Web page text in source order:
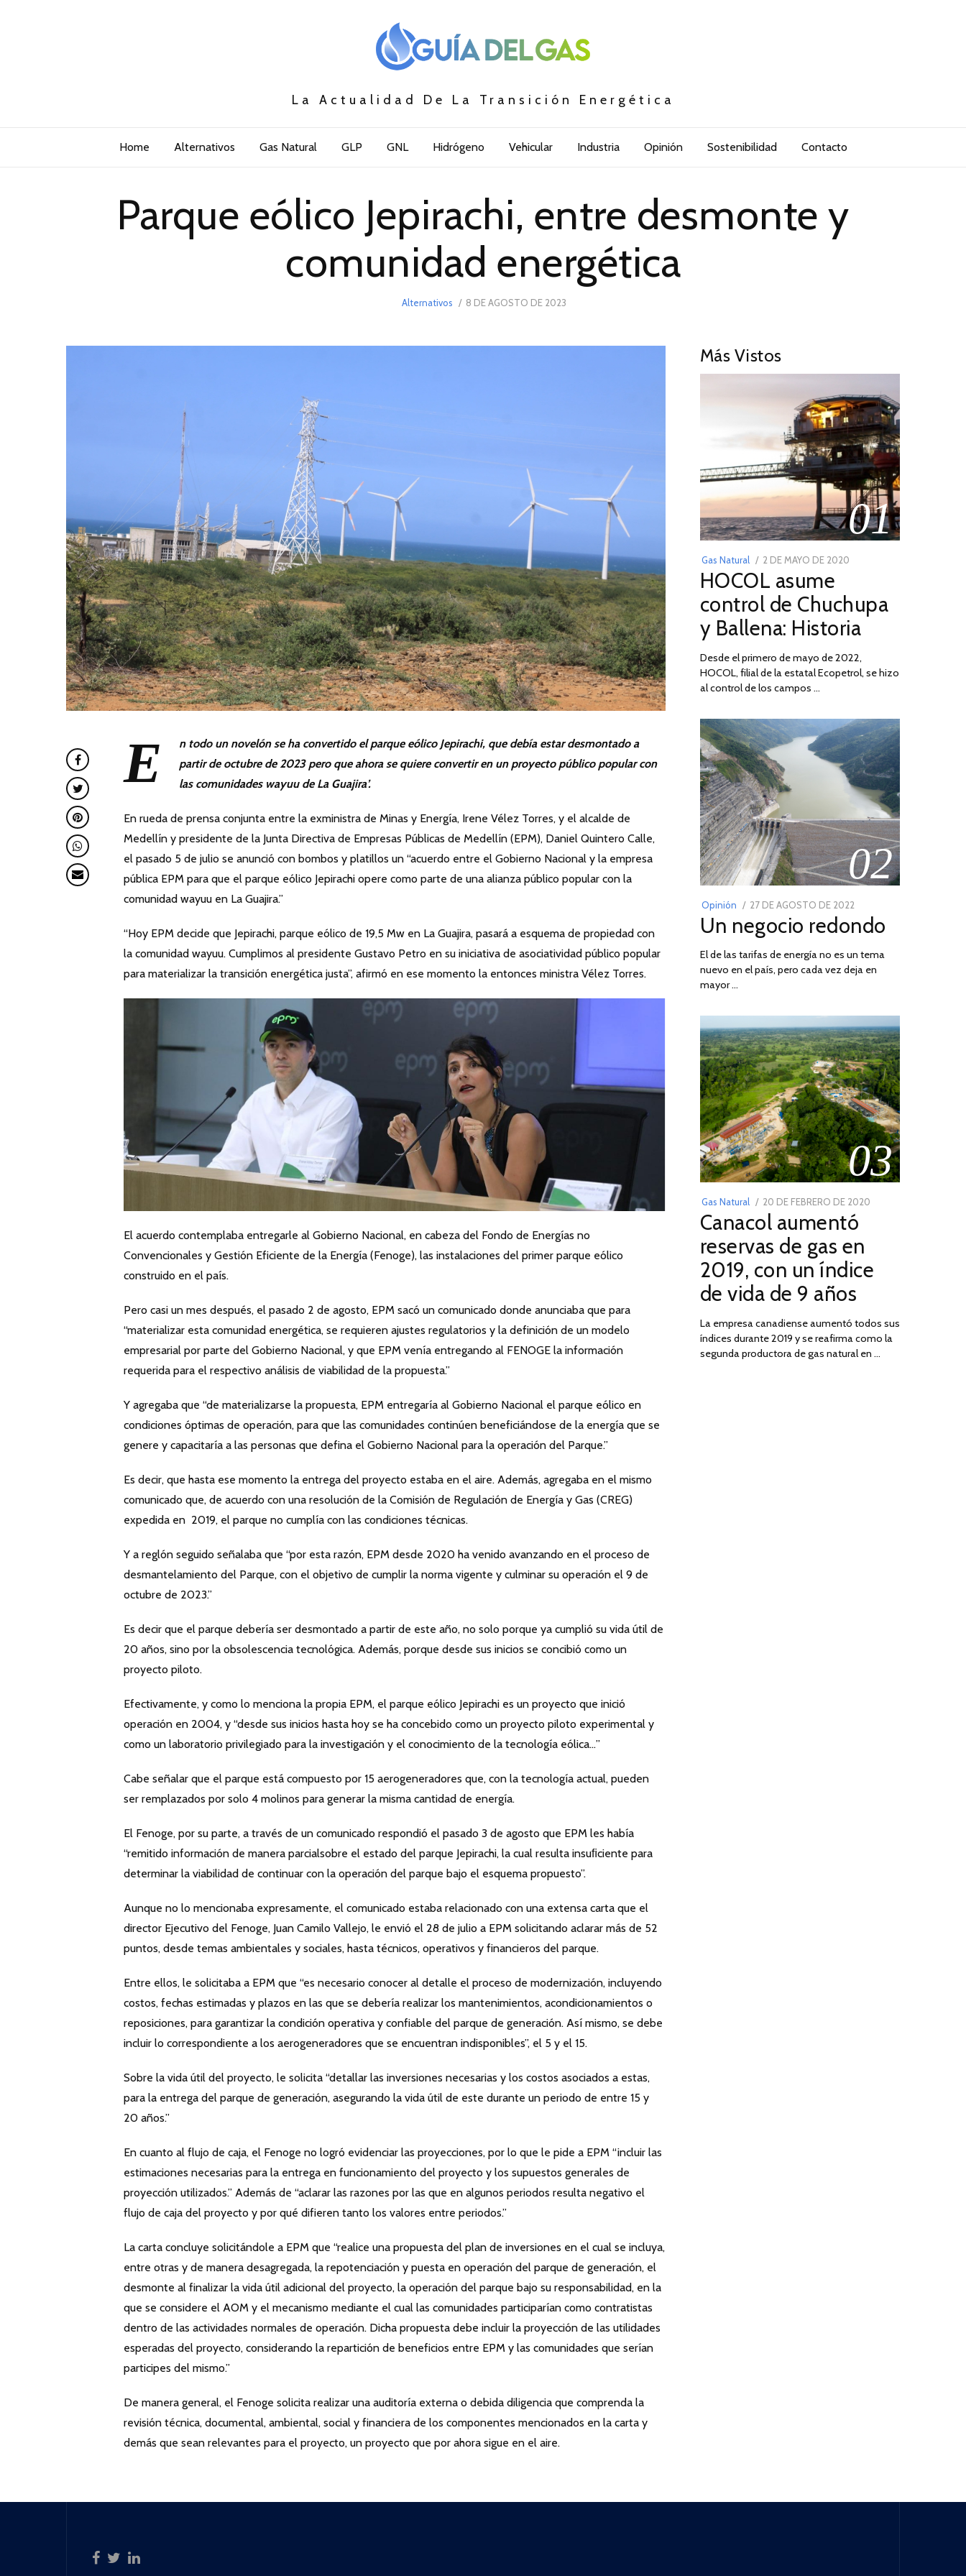
La Actualidad De La Transición Energética
Home Alternativos Gas Natural GLP GNL Hidrógeno Vehicular Industria Opinión Sostenibilidad Contacto
Parque eólico Jepirachi, entre desmonte y
comunidad energética
Alternativos
POSTED
8 DE AGOSTO DE 2023
E n todo un novelón se ha convertido el parque eólico Jepirachi, que debía estar desmontadoa
partir deoctubre de 2023 pero que ahora se quiere convertir en un proyecto público popular con
las comunidades wayuu de La Guajira’.
En rueda de prensa conjunta entre la exministra de Minas y Energía, Irene Vélez Torres, y el alcalde de
Medellín y presidente de la Junta Directiva de Empresas Públicas de Medellín (EPM), Daniel Quintero Calle,
el pasado 5 de julio se anunció con bombos y platillos un “acuerdo entre el Gobierno Nacional y la empresa
pública EPM para que el parque eólico Jepirachi opere como parte de una alianza público popular con la
comunidad wayuu en La Guajira.”
“Hoy EPM decide que Jepirachi, parque eólico de 19,5 Mw en La Guajira, pasará a esquema de propiedad con
la comunidad wayuu. Cumplimos al presidente Gustavo Petro en su iniciativa de asociatividad público popular
para materializar la transición energética justa”, afirmó en ese momento la entonces ministra Vélez Torres.
El acuerdo contemplaba entregarle al Gobierno Nacional, en cabeza del Fondo de Energías no
Convencionales y Gestión Eficiente de la Energía (Fenoge), las instalaciones del primer parque eólico
construido en el país.
Pero casi un mes después, el pasado 2 de agosto, EPM sacó un comunicado donde anunciaba que para
“materializar esta comunidad energética, se requieren ajustes regulatorios y la definición de un modelo
empresarial por parte del Gobierno Nacional, y que EPM venía entregando al FENOGE la información
requerida para el respectivo análisis de viabilidad de la propuesta.”
Y agregaba que “de materializarse la propuesta, EPM entregaría al Gobierno Nacional el parque eólico en
condiciones óptimas de operación, para que las comunidades continúen beneficiándose de la energía que se
genere y capacitaría a las personas que defina el Gobierno Nacional para la operación del Parque.”
Es decir, que hasta ese momento la entrega del proyecto estaba en el aire. Además, agregaba en el mismo
comunicado que, de acuerdo con una resolución de la Comisión de Regulación de Energía y Gas (CREG)
expedida en 2019, el parque no cumplía con las condiciones técnicas.
Y a reglón seguido señalaba que “por esta razón, EPM desde 2020 ha venido avanzando en el proceso de
desmantelamiento del Parque, con el objetivo de cumplir la norma vigente y culminar su operación el 9 de
octubre de 2023.”
Es decir que el parque debería ser desmontado a partir de este año, no solo porque ya cumplió su vida útil de
20 años, sino por la obsolescencia tecnológica. Además, porque desde sus inicios se concibió como un
proyecto piloto.
Efectivamente, y como lo menciona la propia EPM, el parque eólico Jepirachi es un proyecto que inició
operación en 2004, y “desde sus inicios hasta hoy se ha concebido como un proyecto piloto experimental y
como un laboratorio privilegiado para la investigación y el conocimiento de la tecnología eólica…”
Cabe señalar que el parque está compuesto por 15 aerogeneradores que, con la tecnología actual, pueden
ser remplazados por solo 4 molinos para generar la misma cantidad de energía.
El Fenoge, por su parte, a través de un comunicado respondió el pasado 3 de agosto que EPM les había
“remitido información de manera parcialsobre el estado del parque Jepirachi, la cual resulta insuﬁciente para
determinar la viabilidad de continuar con la operación del parque bajo el esquema propuesto”.
Aunque no lo mencionaba expresamente, el comunicado estaba relacionado con una extensa carta que el
director Ejecutivo del Fenoge, Juan Camilo Vallejo, le envió el 28 de julio a EPM solicitando aclarar más de 52
puntos, desde temas ambientales y sociales, hasta técnicos, operativos y financieros del parque.
Entre ellos, le solicitaba a EPM que “es necesario conocer al detalle el proceso de modernización, incluyendo
costos, fechas estimadas y plazos en las que se debería realizar los mantenimientos, acondicionamientos o
reposiciones, para garantizar la condición operativa y confiable del parque de generación. Así mismo, se debe
incluir lo correspondiente a los aerogeneradores que se encuentran indisponibles”, el 5 y el 15.
Sobre la vida útil del proyecto, le solicita “detallar las inversiones necesarias y los costos asociados a estas,
para la entrega del parque de generación, asegurando la vida útil de este durante un periodo de entre 15 y
20 años.”
En cuanto al flujo de caja, el Fenoge no logró evidenciar las proyecciones, por lo que le pide a EPM “incluir las
estimaciones necesarias para la entrega en funcionamiento del proyecto y los supuestos generales de
proyección utilizados.” Además de “aclarar las razones por las que en algunos periodos resulta negativo el
flujo de caja del proyecto y por qué difieren tanto los valores entre periodos.”
La carta concluye solicitándole a EPM que “realice una propuesta del plan de inversiones en el cual se incluya,
entre otras y de manera desagregada, la repotenciación y puesta en operación del parque de generación, el
desmonte al finalizar la vida útil adicional del proyecto, la operación del parque bajo su responsabilidad, en la
que se considere el AOM y el mecanismo mediante el cual las comunidades participarían como contratistas
dentro de las actividades normales de operación. Dicha propuesta debe incluir la proyección de las utilidades
esperadas del proyecto, considerando la repartición de beneficios entre EPM y las comunidades que serían
participes del mismo.”
De manera general, el Fenoge solicita realizar una auditoría externa o debida diligencia que comprenda la
revisión técnica, documental, ambiental, social y financiera de los componentes mencionados en la carta y
demás que sean relevantes para el proyecto, un proyecto que por ahora sigue en el aire.
Más Vistos
01
Gas Natural
POSTED
ON
2 DE MAYO DE 2020
DE
2026
HOCOL asume
control de Chuchupa
y Ballena: Historia
Desde el primero de mayo de 2022,
HOCOL, filial de la estatal Ecopetrol, se hizo
al control de los campos …
02
Opinión
POSTED
ON
27 DE AGOSTO DE 2022
DE
DE
2022
Un negocio redondo
El de las tarifas de energía no es un tema
nuevo en el país, pero cada vez deja en
mayor …
03
Gas Natural
POSTED
ON
20 DE FEBRERO DE 2020
2025
Canacol aumentó
reservas de gas en
2019, con un índice
de vida de 9 años
La empresa canadiense aumentó todos sus
índices durante 2019 y se reafirma como la
segunda productora de gas natural en …